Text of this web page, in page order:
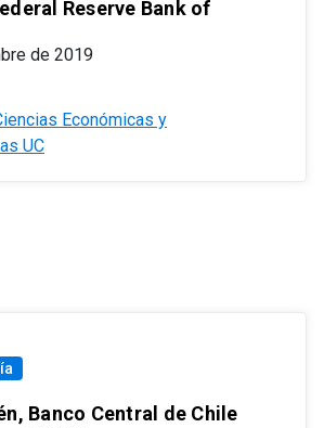
Reserve Bank of
de 2019
Económicas y
UC
Banco Central de Chile